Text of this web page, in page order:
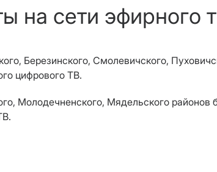
на сети эфирного
Березинского, Смолевичского,
цифрового ТВ.
Молодечненского, Мядельского